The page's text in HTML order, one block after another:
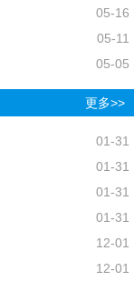
05-16
05-11
05-05
更多>>
01-31
01-31
01-31
01-31
12-01
12-01